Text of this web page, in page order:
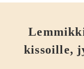
kissoille,